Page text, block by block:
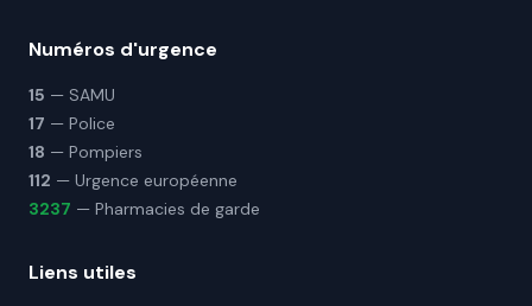
Numéros d'urgence
15 — SAMU
17 — Police
18 — Pompiers
112 — Urgence européenne
3237 — Pharmacies de garde
Liens utiles